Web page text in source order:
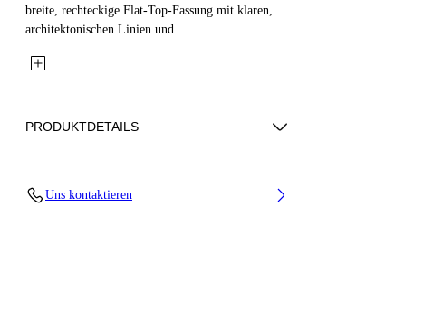
breite, rechteckige Flat-Top-Fassung mit klaren,
architektonischen Linien und...
PRODUKTDETAILS
Bridge Width: 16 mm
Uns kontaktieren